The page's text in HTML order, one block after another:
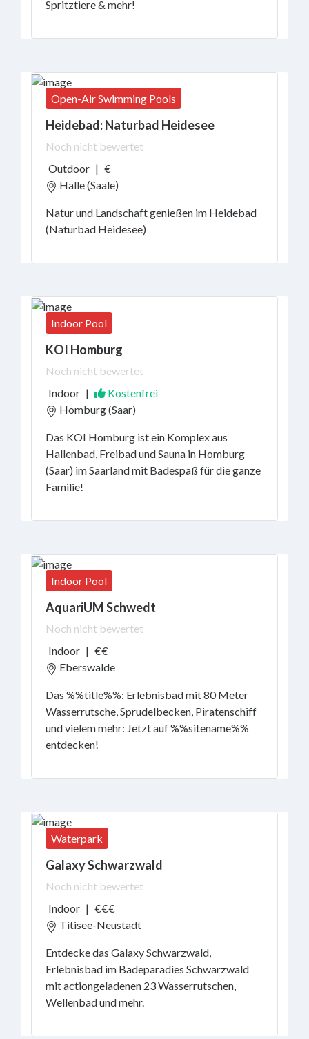
Spritztiere & mehr!
Open-Air Swimming Pools
Heidebad: Naturbad Heidesee
Noch nicht bewertet
Outdoor | €
Halle (Saale)
Natur und Landschaft genießen im Heidebad
(Naturbad Heidesee)
Indoor Pool
KOI Homburg
Noch nicht bewertet
Indoor |
Kostenfrei
Homburg (Saar)
Das KOI Homburg ist ein Komplex aus
Hallenbad, Freibad und Sauna in Homburg
(Saar) im Saarland mit Badespaß für die ganze
Familie!
Indoor Pool
AquariUM Schwedt
Noch nicht bewertet
Indoor | €€
Eberswalde
Das %%title%%: Erlebnisbad mit 80 Meter
Wasserrutsche, Sprudelbecken, Piratenschiff
und vielem mehr: Jetzt auf %%sitename%%
entdecken!
Waterpark
Galaxy Schwarzwald
Noch nicht bewertet
Indoor | €€€
Titisee-Neustadt
Entdecke das Galaxy Schwarzwald,
Erlebnisbad im Badeparadies Schwarzwald
mit actiongeladenen 23 Wasserrutschen,
Wellenbad und mehr.